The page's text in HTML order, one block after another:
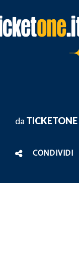
da TICKETONE
CONDIVIDI